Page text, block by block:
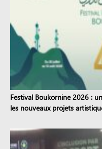
Festival Boukornine 2026 :
les nouveaux projets